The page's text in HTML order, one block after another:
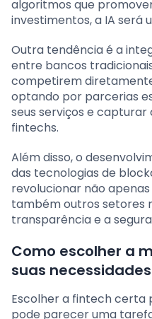
algoritmos que
investimentos, a IA será
Outra tendência é a
entre bancos
competirem
optando por parcerias
seus serviços e
fintechs.
Além disso, o
das tecnologias de
revolucionar não
também outros setores
transparência e a
Como escolher a
suas
Escolher a fintech certa
pode parecer uma